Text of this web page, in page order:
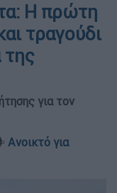
Η πρώτη
τραγούδι
για τον
Ανοικτό για